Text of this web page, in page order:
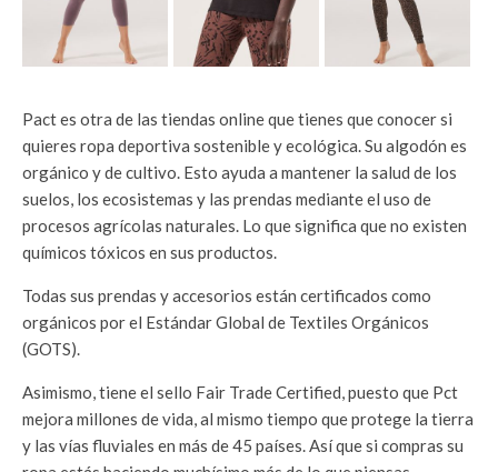
Pact es otra de las tiendas online que tienes que conocer si
quieres ropa deportiva sostenible y ecológica. Su algodón es
orgánico y de cultivo. Esto ayuda a mantener la salud de los
suelos, los ecosistemas y las prendas mediante el uso de
procesos agrícolas naturales. Lo que significa que no existen
químicos tóxicos en sus productos.
Todas sus prendas y accesorios están certificados como
orgánicos por el Estándar Global de Textiles Orgánicos
(GOTS).
Asimismo, tiene el sello Fair Trade Certified, puesto que Pct
mejora millones de vida, al mismo tiempo que protege la tierra
y las vías fluviales en más de 45 países. Así que si compras su